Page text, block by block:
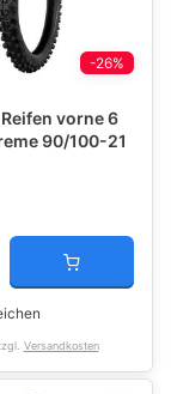
-26%
vorne 6
90/100-21
Versandkosten